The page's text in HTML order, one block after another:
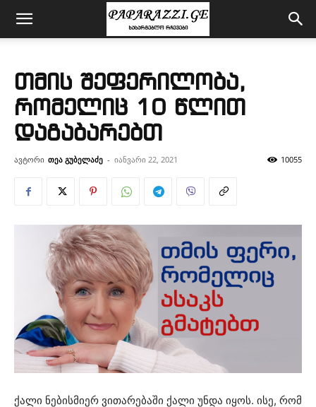
თმის შეფერილობა,
რომელიც 10 წლით
დაგაბარებთ
ავტორი თეა გუბელაძე - იანვარი 22, 2021 10055
ქალი ნებისმიერ ვითარებაში ქალი უნდა იყოს. ისე, რომ